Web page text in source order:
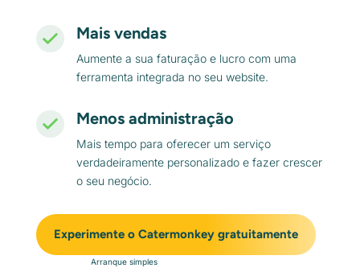
Mais vendas
Aumente a sua faturação e lucro com uma
ferramenta integrada no seu website.
Menos administração
Mais tempo para oferecer um serviço
verdadeiramente personalizado e fazer crescer
o seu negócio.
Experimente o Catermonkey gratuitamente
Arranque simples